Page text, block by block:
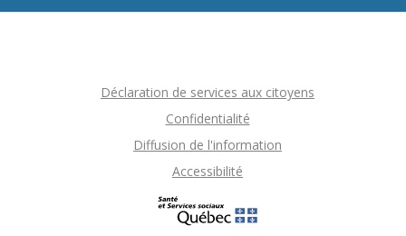
Déclaration de services aux citoyens
Confidentialité
Diffusion de l'information
Accessibilité